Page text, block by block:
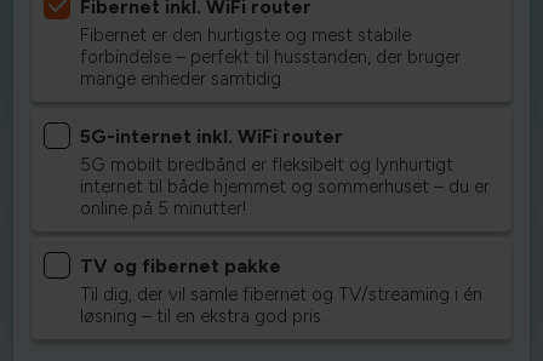
Fibernet inkl. WiFi router
Fibernet er den hurtigste og mest stabile
forbindelse – perfekt til husstanden, der bruger
mange enheder samtidig.
5G-internet inkl. WiFi router
5G mobilt bredbånd er fleksibelt og lynhurtigt
internet til både hjemmet og sommerhuset – du er
online på 5 minutter!
TV og fibernet pakke
Til dig, der vil samle fibernet og TV/streaming i én
løsning – til en ekstra god pris.